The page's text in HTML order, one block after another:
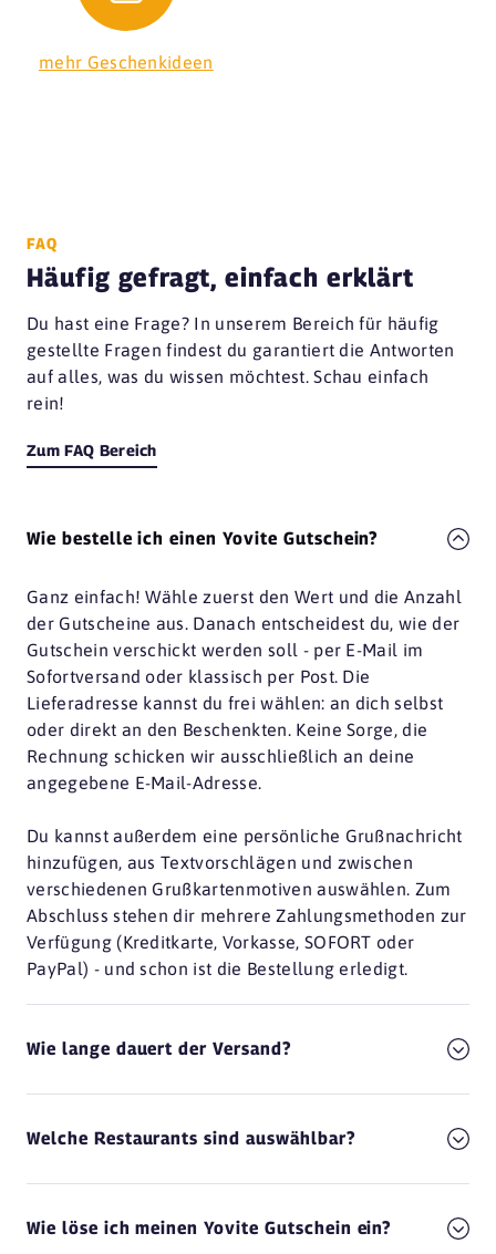
mehr Geschenkideen
FAQ
Häufig gefragt, einfach erklärt
Du hast eine Frage? In unserem Bereich für häufig
gestellte Fragen findest du garantiert die Antworten
auf alles, was du wissen möchtest. Schau einfach
rein!
Zum FAQ Bereich
Wie bestelle ich einen Yovite Gutschein?
Ganz einfach! Wähle zuerst den Wert und die Anzahl
der Gutscheine aus. Danach entscheidest du, wie der
Gutschein verschickt werden soll - per E-Mail im
Sofortversand oder klassisch per Post. Die
Lieferadresse kannst du frei wählen: an dich selbst
oder direkt an den Beschenkten. Keine Sorge, die
Rechnung schicken wir ausschließlich an deine
angegebene E-Mail-Adresse.
Du kannst außerdem eine persönliche Grußnachricht
hinzufügen, aus Textvorschlägen und zwischen
verschiedenen Grußkartenmotiven auswählen. Zum
Abschluss stehen dir mehrere Zahlungsmethoden zur
Verfügung (Kreditkarte, Vorkasse, SOFORT oder
PayPal) - und schon ist die Bestellung erledigt.
Wie lange dauert der Versand?
Welche Restaurants sind auswählbar?
Wie löse ich meinen Yovite Gutschein ein?